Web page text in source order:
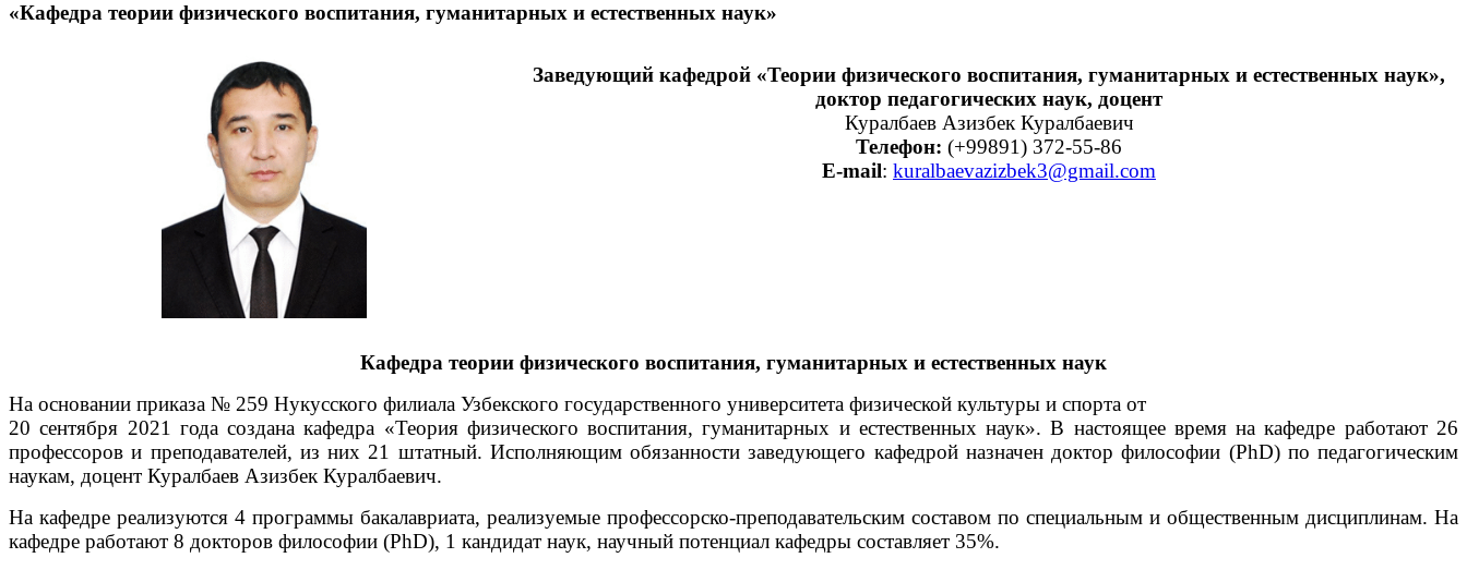
«Кафедра теории физического воспитания, гуманитарных и естественных наук»
Заведующий кафедрой «Теории физического воспитания, гуманитарных и естественных наук»,
доктор педагогических наук, доцент
Куралбаев Азизбек Куралбаевич
Телефон: (+99891) 372-55-86
E-mail: kuralbaevazizbek3@gmail.com
Кафедра теории физического воспитания, гуманитарных и естественных наук
На основании приказа № 259 Нукусского филиала Узбекского государственного университета физической культуры и спорта от
20 сентября 2021 года создана кафедра «Теория физического воспитания, гуманитарных и естественных наук». В настоящее время на кафедре работают 26
профессоров и преподавателей, из них 21 штатный. Исполняющим обязанности заведующего кафедрой назначен доктор философии (PhD) по педагогическим
наукам, доцент Куралбаев Азизбек Куралбаевич.
На кафедре реализуются 4 программы бакалавриата, реализуемые профессорско-преподавательским составом по специальным и общественным дисциплинам. На
кафедре работают 8 докторов философии (PhD), 1 кандидат наук, научный потенциал кафедры составляет 35%.